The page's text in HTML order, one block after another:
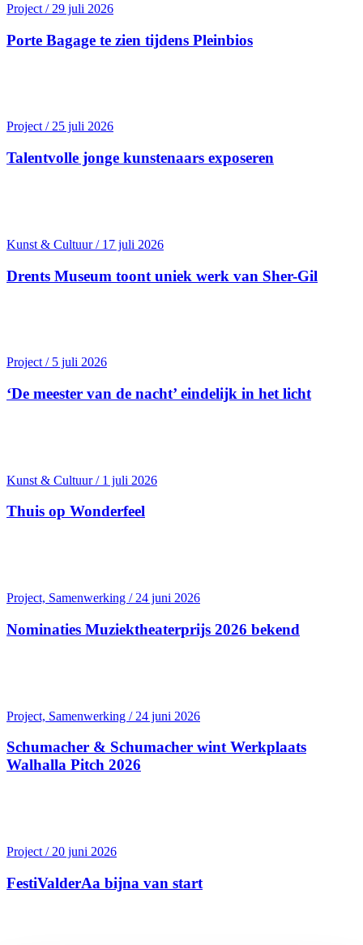
Project / 29 juli 2026
Porte Bagage te zien tijdens Pleinbios
Project / 25 juli 2026
Talentvolle jonge kunstenaars exposeren
Kunst & Cultuur / 17 juli 2026
Drents Museum toont uniek werk van Sher-Gil
Project / 5 juli 2026
‘De meester van de nacht’ eindelijk in het licht
Kunst & Cultuur / 1 juli 2026
Thuis op Wonderfeel
Project, Samenwerking / 24 juni 2026
Nominaties Muziektheater­prijs 2026 bekend
Project, Samenwerking / 24 juni 2026
Schumacher & Schumacher wint Werkplaats
Walhalla Pitch 2026
Project / 20 juni 2026
FestiValderAa bijna van start